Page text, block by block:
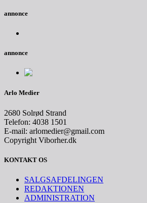
annonce
annonce
Arlo Medier
2680 Solrød Strand
Telefon: 4038 1501
E-mail: arlomedier@gmail.com
Copyright Viborher.dk
KONTAKT OS
SALGSAFDELINGEN
REDAKTIONEN
ADMINISTRATION